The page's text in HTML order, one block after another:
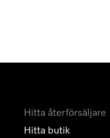
Hitta återförsäljare
Hitta butik